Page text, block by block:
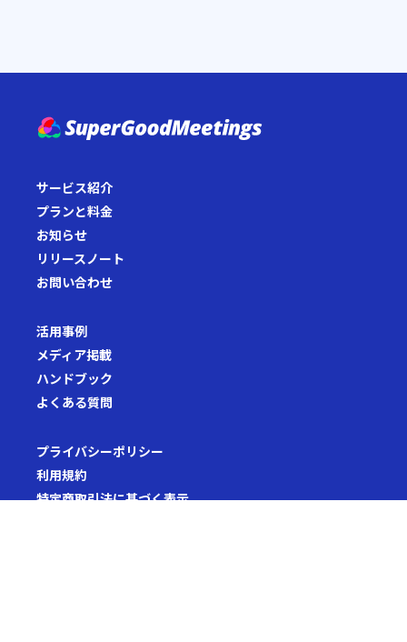
サービス紹介
プランと料金
お知らせ
リリースノート
お問い合わせ
活用事例
メディア掲載
ハンドブック
よくある質問
プライバシーポリシー
利用規約
特定商取引法に基づく表示